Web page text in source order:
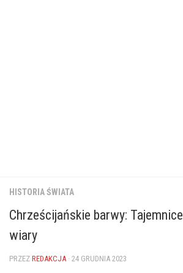
HISTORIA ŚWIATA
Chrześcijańskie barwy:
wiary
PRZEZ REDAKCJA · 24 GRUDNIA 2023